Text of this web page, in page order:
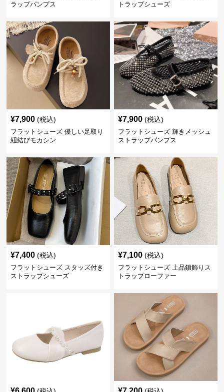
ラップパンプス
トラップシューズ
¥7,900 (税込)
フラットシューズ 優しい足取り
紐結びモカシン
¥7,900 (税込)
フラットシューズ 輝きメッシュ
ストラップパンプス
¥7,400 (税込)
フラットシューズ スタッズ付き
ストラップシューズ
¥7,100 (税込)
フラットシューズ 上品鎖飾りス
トラップローファー